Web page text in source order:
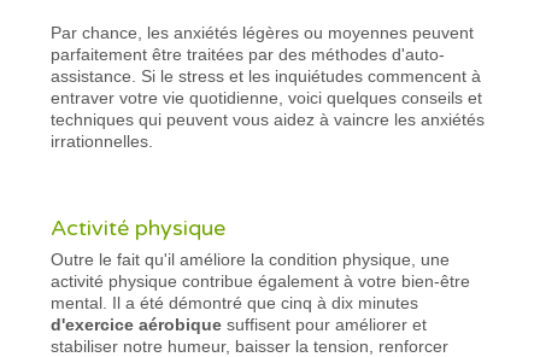
Par chance, les anxiétés légères ou moyennes peuvent
parfaitement être traitées par des méthodes d'auto-
assistance. Si le stress et les inquiétudes commencent à
entraver votre vie quotidienne, voici quelques conseils et
techniques qui peuvent vous aidez à vaincre les anxiétés
irrationnelles.
Activité physique
Outre le fait qu'il améliore la condition physique, une
activité physique contribue également à votre bien-être
mental. Il a été démontré que cinq à dix minutes
d'exercice aérobique suffisent pour améliorer et
stabiliser notre humeur, baisser la tension, renforcer